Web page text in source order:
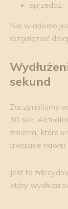
sprzedaż.
Nie wiadomo
rozgałęziać
sekund
Zaczynaliśmy
30 sek.
zmianą, która
trwające nawet
Jest to
który wydłuża